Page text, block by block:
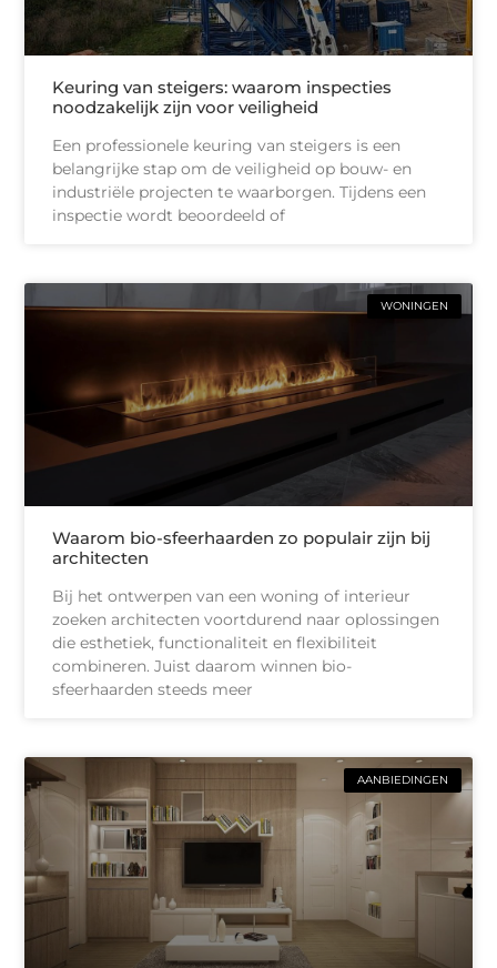
Keuring van steigers: waarom inspecties
noodzakelijk zijn voor veiligheid
Een professionele keuring van steigers is een
belangrijke stap om de veiligheid op bouw- en
industriële projecten te waarborgen. Tijdens een
inspectie wordt beoordeeld of
WONINGEN
Waarom bio-sfeerhaarden zo populair zijn bij
architecten
Bij het ontwerpen van een woning of interieur
zoeken architecten voortdurend naar oplossingen
die esthetiek, functionaliteit en flexibiliteit
combineren. Juist daarom winnen bio-
sfeerhaarden steeds meer
AANBIEDINGEN